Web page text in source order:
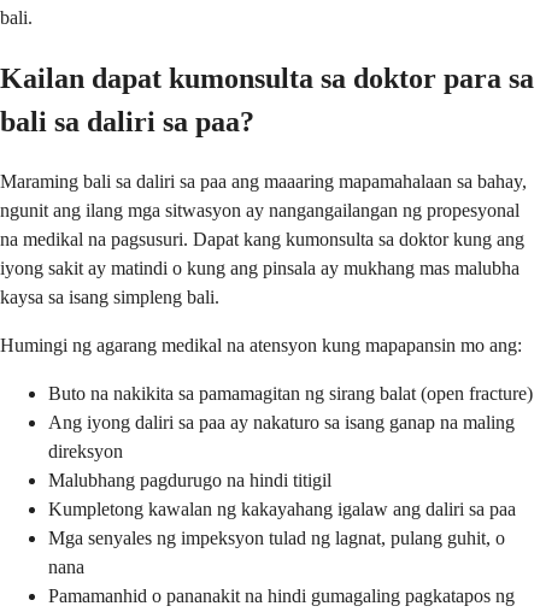
bali.
Kailan dapat kumonsulta sa doktor para sa
bali sa daliri sa paa?
Maraming bali sa daliri sa paa ang maaaring mapamahalaan sa bahay,
ngunit ang ilang mga sitwasyon ay nangangailangan ng propesyonal
na medikal na pagsusuri. Dapat kang kumonsulta sa doktor kung ang
iyong sakit ay matindi o kung ang pinsala ay mukhang mas malubha
kaysa sa isang simpleng bali.
Humingi ng agarang medikal na atensyon kung mapapansin mo ang:
Buto na nakikita sa pamamagitan ng sirang balat (open fracture)
Ang iyong daliri sa paa ay nakaturo sa isang ganap na maling
direksyon
Malubhang pagdurugo na hindi titigil
Kumpletong kawalan ng kakayahang igalaw ang daliri sa paa
Mga senyales ng impeksyon tulad ng lagnat, pulang guhit, o
nana
Pamamanhid o pananakit na hindi gumagaling pagkatapos ng